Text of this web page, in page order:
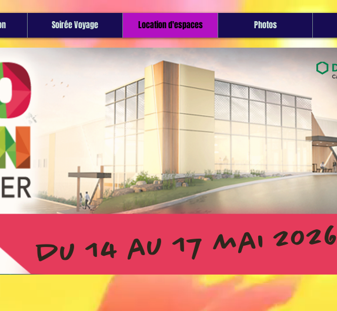
Soirée Voyage Location d'espaces Photos
du 14 au 17 mai 2026